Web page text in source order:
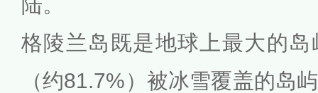
格陵兰岛既是地球上最大的
（约81.7%）被冰雪覆盖的岛